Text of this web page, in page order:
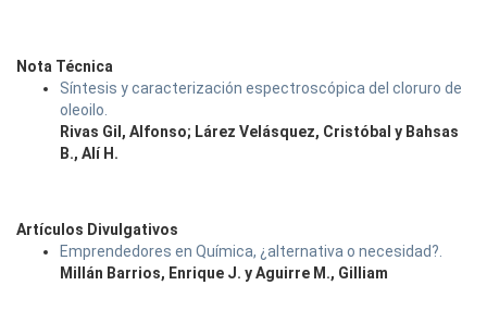
Nota Técnica
Síntesis y caracterización espectroscópica del cloruro de
oleoilo.
Rivas Gil, Alfonso; Lárez Velásquez, Cristóbal y Bahsas
B., Alí H.
Artículos Divulgativos
Emprendedores en Química, ¿alternativa o necesidad?.
Millán Barrios, Enrique J. y Aguirre M., Gilliam